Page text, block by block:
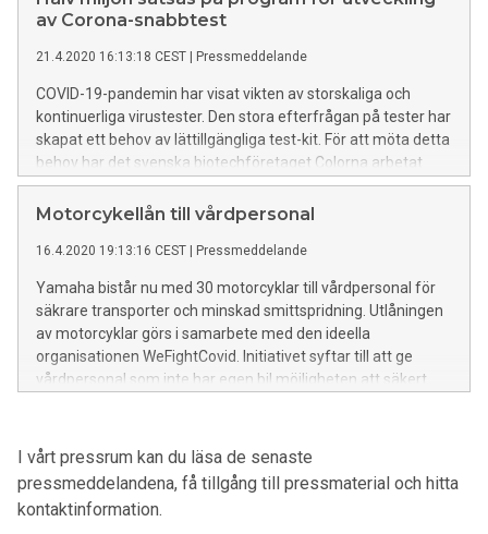
Volvo Cars, BMW Group, Yamaha Motor, Hertz, OKQ8, Sixt
förfogande för vårdpersonal, med mål att ytterligare skala
av Corona-snabbtest
21.4.2020 16:13:18 CEST Pressmeddelande
COVID-19-pandemin har visat vikten av storskaliga och
kontinuerliga virustester. Den stora efterfrågan på tester har
skapat ett behov av lättillgängliga test-kit. För att möta detta
behov har det svenska biotechföretaget Colorna arbetat
fram ett program för utveckling av mer lättillgängliga
virustest.
Motorcykellån till vårdpersonal
16.4.2020 19:13:16 CEST Pressmeddelande
Yamaha bistår nu med 30 motorcyklar till vårdpersonal för
säkrare transporter och minskad smittspridning. Utlåningen
av motorcyklar görs i samarbete med den ideella
organisationen WeFightCovid. Initiativet syftar till att ge
vårdpersonal som inte har egen bil möjligheten att säkert
I vårt pressrum kan du läsa de senaste
pressmeddelandena, få tillgång till pressmaterial och hitta
kontaktinformation.